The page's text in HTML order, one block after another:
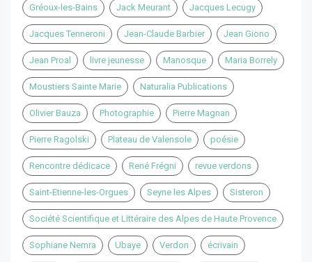
Gréoux-les-Bains Jack Meurant Jacques Lecugy
Jacques Tenneroni Jean-Claude Barbier Jean Giono
Jean Proal livre jeunesse Manosque Maria Borrely
Moustiers Sainte Marie Naturalia Publications
Olivier Bauza Photographie Pierre Magnan
Pierre Ragolski Plateau de Valensole poésie
Rencontre dédicace René Frégni revue verdons
Saint-Etienne-les-Orgues Seyne les Alpes Sisteron
Société Scientifique et Littéraire des Alpes de Haute Provence
Sophiane Nemra Ubaye Verdon écrivain